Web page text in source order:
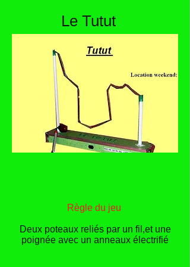
Le Tutut
Règle du jeu
Deux poteaux reliés par un fil,et une
poignée avec un anneaux électrifié